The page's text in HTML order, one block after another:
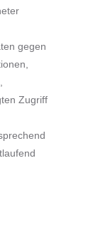
gegen
Zugriff